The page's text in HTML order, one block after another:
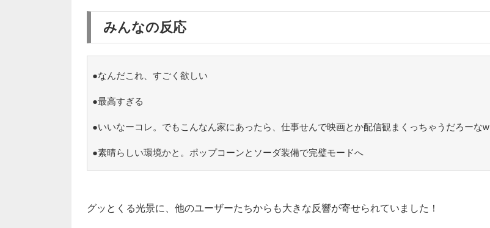
みんなの反応
●なんだこれ、すごく欲しい
●最高すぎる
●いいなーコレ。でもこんなん家にあったら、仕事せんで映画とか配信観まくっちゃうだろーなw
●素晴らしい環境かと。ポップコーンとソーダ装備で完璧モードへ
グッとくる光景に、他のユーザーたちからも大きな反響が寄せられていました！